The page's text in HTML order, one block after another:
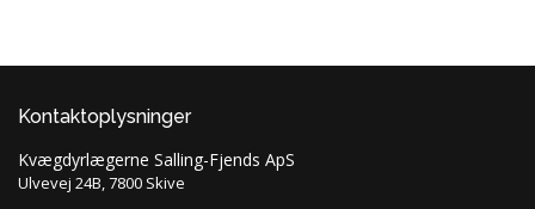
Kontaktoplysninger
Kvægdyrlægerne Salling-Fjends ApS
Ulvevej 24B, 7800 Skive